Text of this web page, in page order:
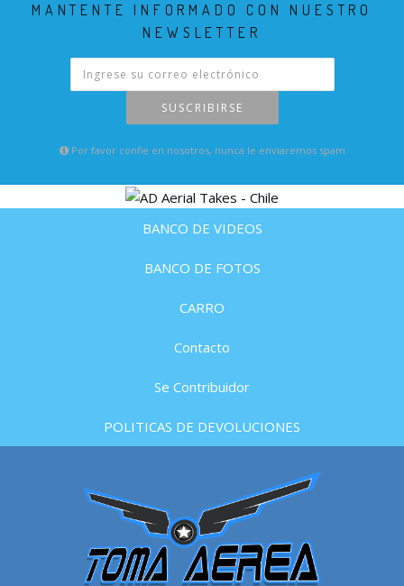
MANTENTE INFORMADO CON NUESTRO
NEWSLETTER
SUSCRIBIRSE
Por favor confie en nosotros, nunca le enviaremos spam
BANCO DE VIDEOS
BANCO DE FOTOS
CARRO
Contacto
Se Contribuidor
POLITICAS DE DEVOLUCIONES